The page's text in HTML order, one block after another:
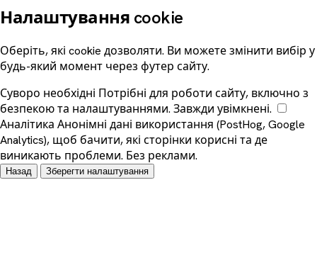
Налаштування cookie
Оберіть, які cookie дозволяти. Ви можете змінити вибір у
будь-який момент через футер сайту.
Суворо необхідні Потрібні для роботи сайту, включно з
безпекою та налаштуваннями. Завжди увімкнені.
Аналітика Анонімні дані використання (PostHog, Google
Analytics), щоб бачити, які сторінки корисні та де
виникають проблеми. Без реклами.
Назад Зберегти налаштування